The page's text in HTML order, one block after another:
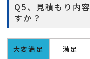
Q5、見積もり内
すか？
大変満足 満足